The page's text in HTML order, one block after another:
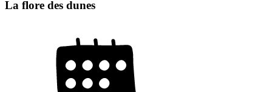
La flore des dunes